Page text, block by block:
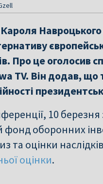
Навроцького
Про це оголосив
TV. Він додав, що
10
оборонних
та оцінки
оцінки.